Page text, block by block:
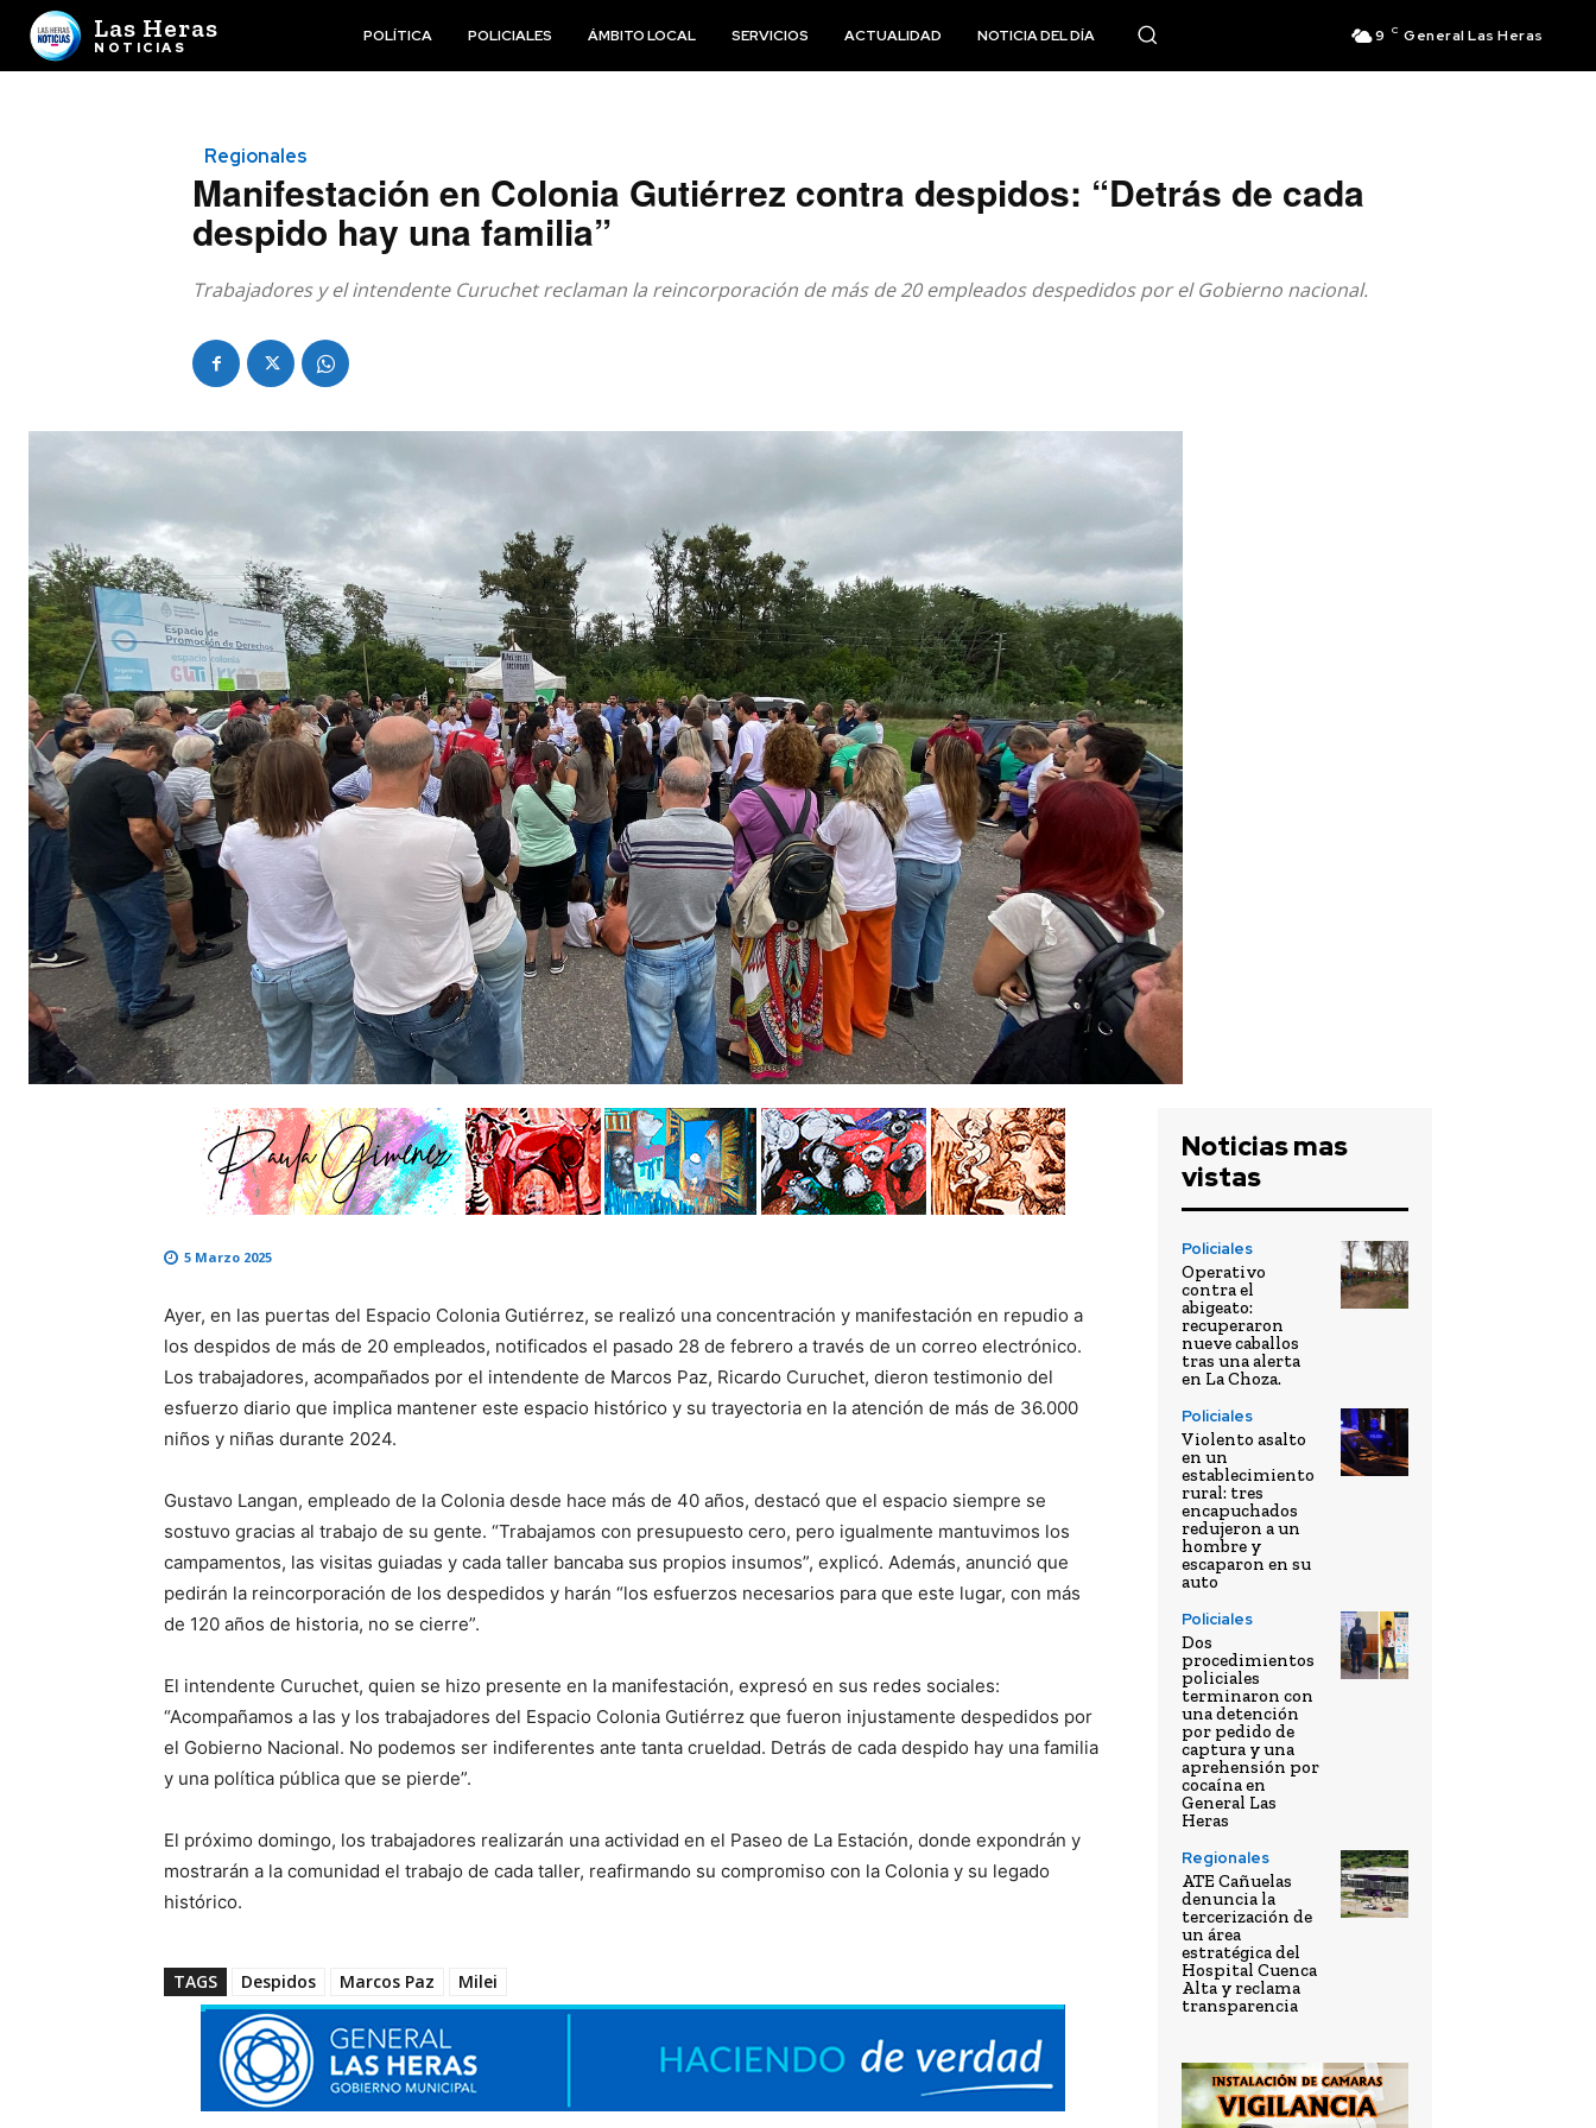
Las Heras
NOTICIAS
POLÍTICA POLICIALES ÁMBITO LOCAL SERVICIOS ACTUALIDAD NOTICIA DEL DÍA 9 C General Las Heras
Regionales
Manifestación en Colonia Gutiérrez contra despidos: “Detrás de cada
despido hay una familia”
Trabajadores y el intendente Curuchet reclaman la reincorporación de más de 20 empleados despedidos por el Gobierno nacional.
5 Marzo 2025
Ayer, en las puertas del Espacio Colonia Gutiérrez, se realizó una concentración y manifestación en repudio a
los despidos de más de 20 empleados, notificados el pasado 28 de febrero a través de un correo electrónico.
Los trabajadores, acompañados por el intendente de Marcos Paz, Ricardo Curuchet, dieron testimonio del
esfuerzo diario que implica mantener este espacio histórico y su trayectoria en la atención de más de 36.000
niños y niñas durante 2024.
Gustavo Langan, empleado de la Colonia desde hace más de 40 años, destacó que el espacio siempre se
sostuvo gracias al trabajo de su gente. “Trabajamos con presupuesto cero, pero igualmente mantuvimos los
campamentos, las visitas guiadas y cada taller bancaba sus propios insumos”, explicó. Además, anunció que
pedirán la reincorporación de los despedidos y harán “los esfuerzos necesarios para que este lugar, con más
de 120 años de historia, no se cierre”.
El intendente Curuchet, quien se hizo presente en la manifestación, expresó en sus redes sociales:
“Acompañamos a las y los trabajadores del Espacio Colonia Gutiérrez que fueron injustamente despedidos por
el Gobierno Nacional. No podemos ser indiferentes ante tanta crueldad. Detrás de cada despido hay una familia
y una política pública que se pierde”.
El próximo domingo, los trabajadores realizarán una actividad en el Paseo de La Estación, donde expondrán y
mostrarán a la comunidad el trabajo de cada taller, reafirmando su compromiso con la Colonia y su legado
histórico.
TAGS Despidos Marcos Paz Milei
Noticias mas
vistas
Policiales
Operativo
contra el
abigeato:
recuperaron
nueve caballos
tras una alerta
en La Choza.
Policiales
Violento asalto
en un
establecimiento
rural: tres
encapuchados
redujeron a un
hombre y
escaparon en su
auto
Policiales
Dos
procedimientos
policiales
terminaron con
una detención
por pedido de
captura y una
aprehensión por
cocaína en
General Las
Heras
Regionales
ATE Cañuelas
denuncia la
tercerización de
un área
estratégica del
Hospital Cuenca
Alta y reclama
transparencia